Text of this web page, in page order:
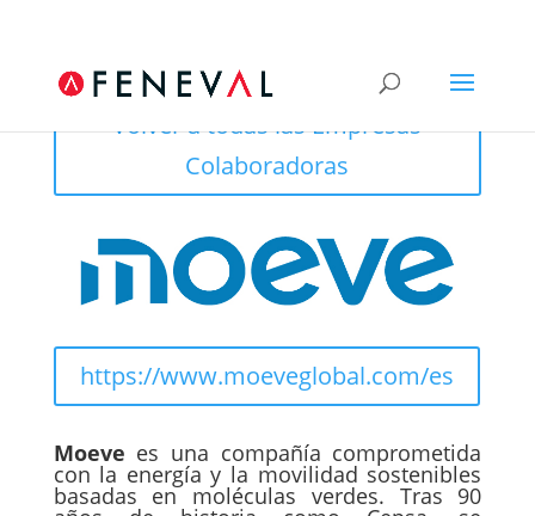
Volver a todas las Empresas
Colaboradoras
https://www.moeveglobal.com/es
Moeve es una compañía comprometida
con la energía y la movilidad sostenibles
basadas en moléculas verdes. Tras 90